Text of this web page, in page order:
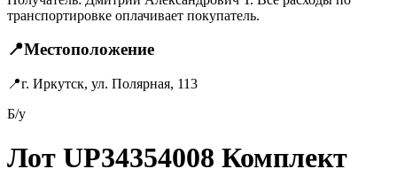
транспортировке оплачивает покупатель.
📍Местоположение
📍г. Иркутск, ул. Полярная, 113
Б/у
Лот UP34354008 Комплект